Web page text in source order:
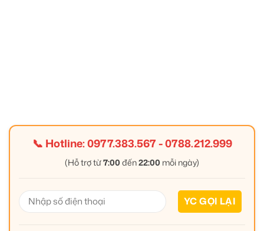
📞 Hotline:0977.383.567-0788.212.999
(Hỗ trợ từ7:00 đến22:00 mỗi ngày)